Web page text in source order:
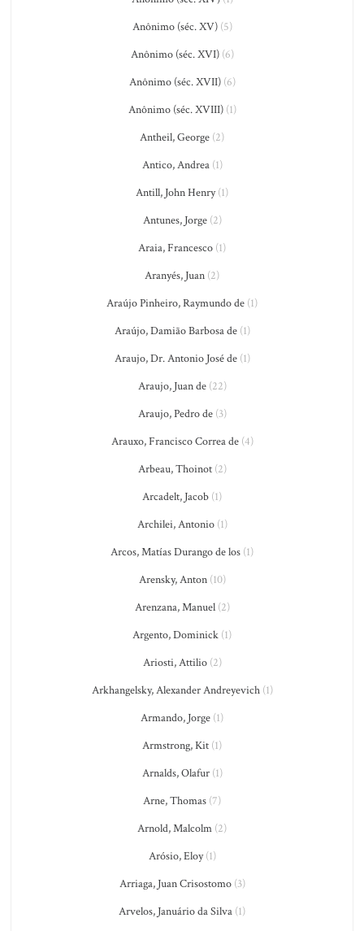
Anônimo (séc. XV)(5)
Anônimo (séc. XVI)(6)
Anônimo (séc. XVII)(6)
Anônimo (séc. XVIII)(1)
Antheil, George (2)
Antico, Andrea(1)
Antill, John Henry(1)
Antunes, Jorge(2)
Araia, Francesco (1)
Aranyés, Juan (2)
Araújo Pinheiro, Raymundo de (1)
Araújo, Damião Barbosa de(1)
Araujo, Dr. Antonio José de(1)
Araujo, Juan de(22)
Araujo, Pedro de(3)
Arauxo, Francisco Correa de(4)
Arbeau, Thoinot(2)
Arcadelt, Jacob (1)
Archilei, Antonio(1)
Arcos, Matías Durango de los (1)
Arensky, Anton(10)
Arenzana, Manuel(2)
Argento, Dominick (1)
Ariosti, Attilio(2)
Arkhangelsky, Alexander Andreyevich(1)
Armando, Jorge (1)
Armstrong, Kit (1)
Arnalds, Olafur(1)
Arne, Thomas (7)
Arnold, Malcolm (2)
Arósio, Eloy(1)
Arriaga, Juan Crisostomo(3)
Arvelos, Januário da Silva (1)